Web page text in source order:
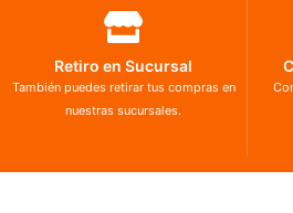
Retiro en Sucursal
También puedes retirar tus compras en
nuestras sucursales.